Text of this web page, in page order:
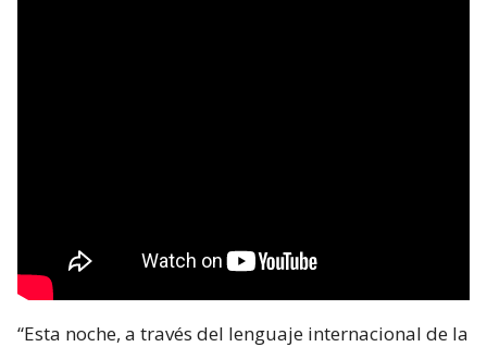
“Esta noche, a través del lenguaje internacional de la